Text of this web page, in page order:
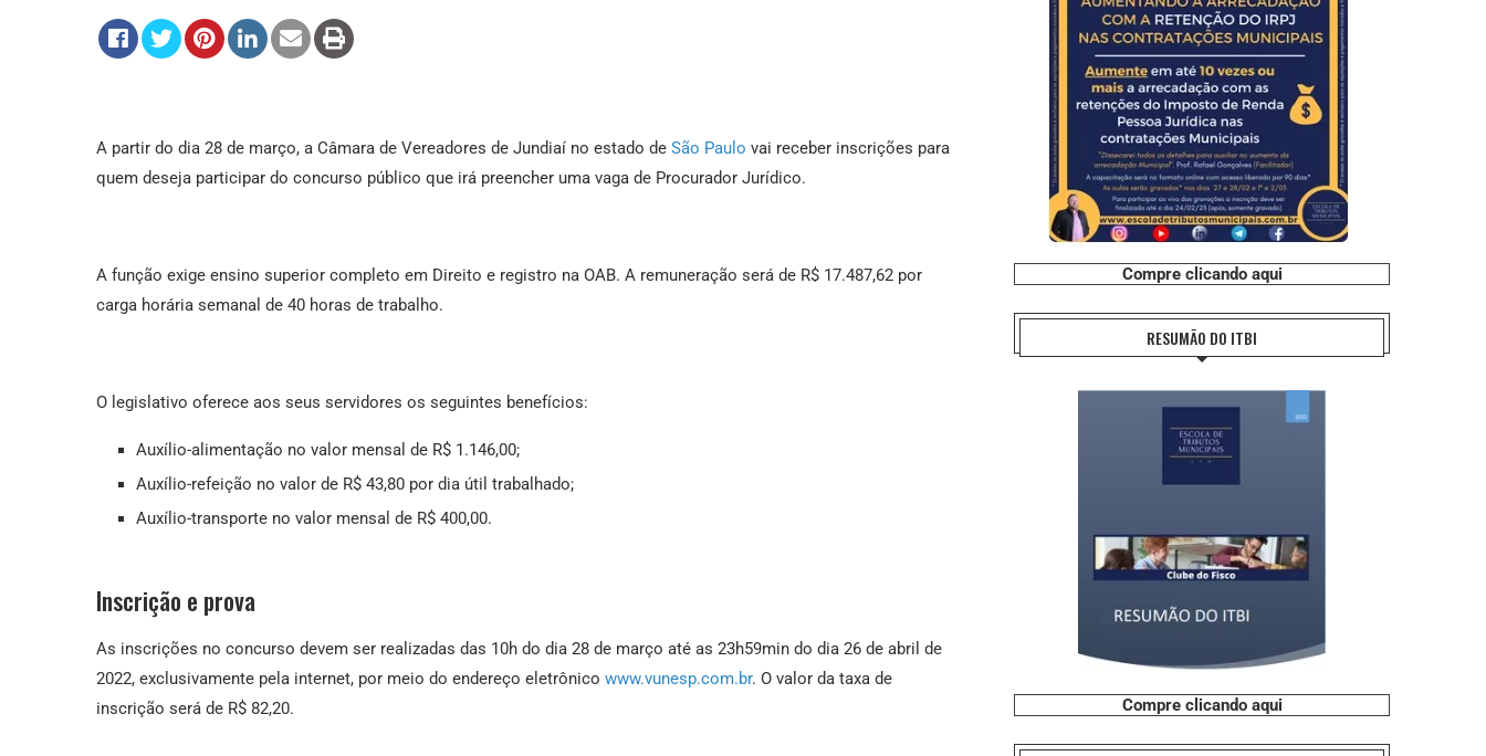
A partir do dia 28 de março, a Câmara de Vereadores de Jundiaí no estado de São Paulo vai receber inscrições para
quem deseja participar do concurso público que irá preencher uma vaga de Procurador Jurídico.
A função exige ensino superior completo em Direito e registro na OAB. A remuneração será de R$ 17.487,62 por
carga horária semanal de 40 horas de trabalho.
O legislativo oferece aos seus servidores os seguintes benefícios:
Auxílio-alimentação no valor mensal de R$ 1.146,00;
Auxílio-refeição no valor de R$ 43,80 por dia útil trabalhado;
Auxílio-transporte no valor mensal de R$ 400,00.
Inscrição e prova
As inscrições no concurso devem ser realizadas das 10h do dia 28 de março até as 23h59min do dia 26 de abril de
2022, exclusivamente pela internet, por meio do endereço eletrônico www.vunesp.com.br. O valor da taxa de
inscrição será de R$ 82,20.
Compre clicando aqui
RESUMÃO DO ITBI
Compre clicando aqui